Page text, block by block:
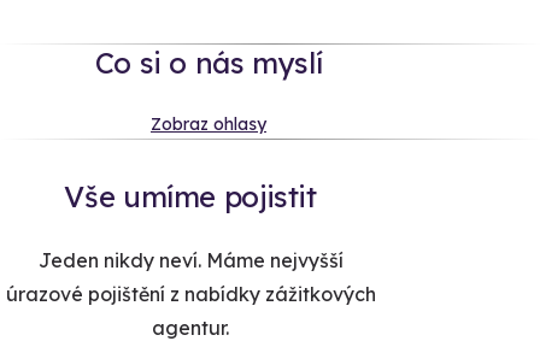
Co si o nás myslí
Zobraz ohlasy
Vše umíme pojistit
Jeden nikdy neví. Máme nejvyšší
úrazové pojištění z nabídky zážitkových
agentur.